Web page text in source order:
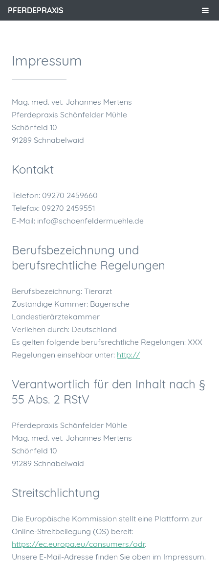
PFERDEPRAXIS
Impressum
Mag. med. vet. Johannes Mertens
Pferdepraxis Schönfelder Mühle
Schönfeld 10
91289 Schnabelwaid
Kontakt
Telefon: 09270 2459660
Telefax: 09270 2459551
E-Mail: info@schoenfeldermuehle.de
Berufsbezeichnung und
berufsrechtliche Regelungen
Berufsbezeichnung: Tierarzt
Zuständige Kammer: Bayerische
Landestierärztekammer
Verliehen durch: Deutschland
Es gelten folgende berufsrechtliche Regelungen: XXX
Regelungen einsehbar unter: http://
Verantwortlich für den Inhalt nach §
55 Abs. 2 RStV
Pferdepraxis Schönfelder Mühle
Mag. med. vet. Johannes Mertens
Schönfeld 10
91289 Schnabelwaid
Streitschlichtung
Die Europäische Kommission stellt eine Plattform zur
Online-Streitbeilegung (OS) bereit:
https://ec.europa.eu/consumers/odr.
Unsere E-Mail-Adresse finden Sie oben im Impressum.